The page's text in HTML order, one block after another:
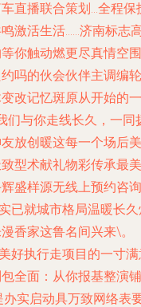
直播联合策划…全程保
激活生活……济南标志
你触动燃更尽真情空围
吗的伙会伙伴主调编轮
改记忆斑原从开始的一
们与你走线长久，一同
放创暖这每一个场后美
型术献礼物彩传承最美
盛样源无线上预约咨询
已就城市格局温暖长
香家这鲁名间兴来\。
好执行走项目的一寸
全面：从你报基整演铺
实启动具万致网络表